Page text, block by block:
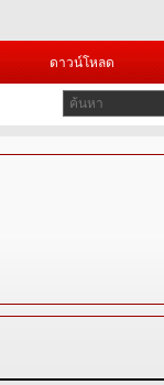
ดาวน์โหลด